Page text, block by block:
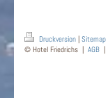
Druckversion | Sitemap
© Hotel Friedrichs | AGB |